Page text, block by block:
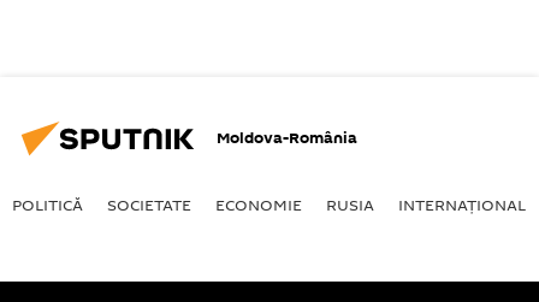
Moldova-România
POLITICĂ SOCIETATE ECONOMIE RUSIA INTERNAŢIONAL